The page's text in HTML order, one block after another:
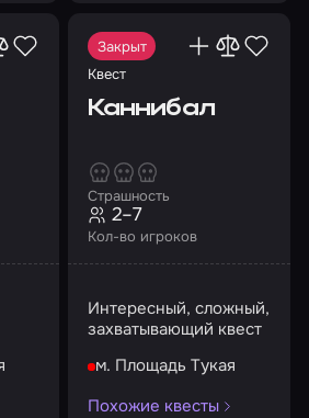
Закрыт
Квест
Каннибал
Страшность
Кол-во игроков
2–7
Интересный, сложный,
захватывающий квест
м. Площадь Тукая
Похожие квесты